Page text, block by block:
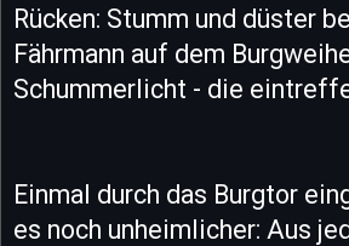
Rücken: Stumm und düster
Fährmann auf dem
Schummerlicht - die
Einmal durch das Burgtor
es noch unheimlicher: Aus